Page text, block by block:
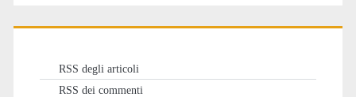
RSS degli articoli
RSS dei commenti